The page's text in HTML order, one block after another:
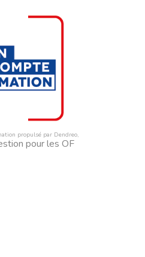
propulsé par Dendreo,
pour les OF